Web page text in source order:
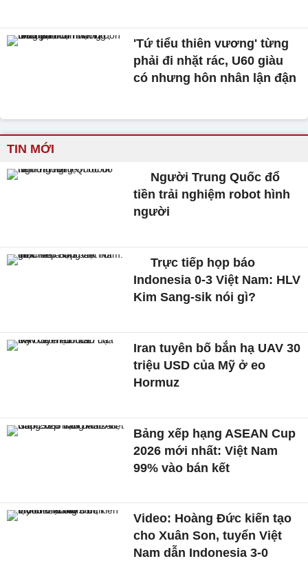
'Tứ tiểu thiên vương' từng
phải đi nhặt rác, U60 giàu
có nhưng hôn nhân lận đận
TIN MỚI
Người Trung Quốc đổ
tiền trải nghiệm robot hình
người
Trực tiếp họp báo
Indonesia 0-3 Việt Nam: HLV
Kim Sang-sik nói gì?
Iran tuyên bố bắn hạ UAV 30
triệu USD của Mỹ ở eo
Hormuz
Bảng xếp hạng ASEAN Cup
2026 mới nhất: Việt Nam
99% vào bán kết
Video: Hoàng Đức kiến tạo
cho Xuân Son, tuyển Việt
Nam dẫn Indonesia 3-0